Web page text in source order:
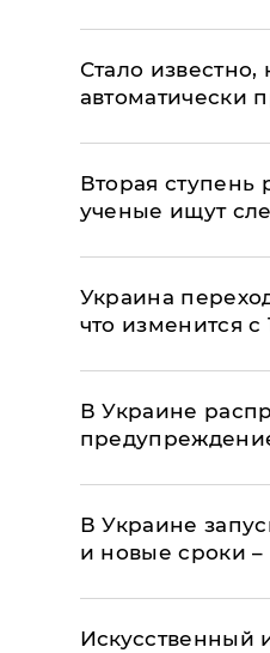
Стало
автоматически
Вторая ступень
ученые ищут
Украина
что изменится
В Украине
В Украине
и новые сроки
Искусственный